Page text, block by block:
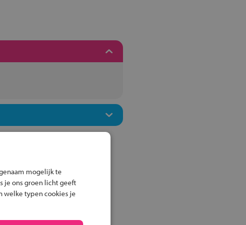
mogelijk te
je ons groen licht geeft
welke typen cookies je